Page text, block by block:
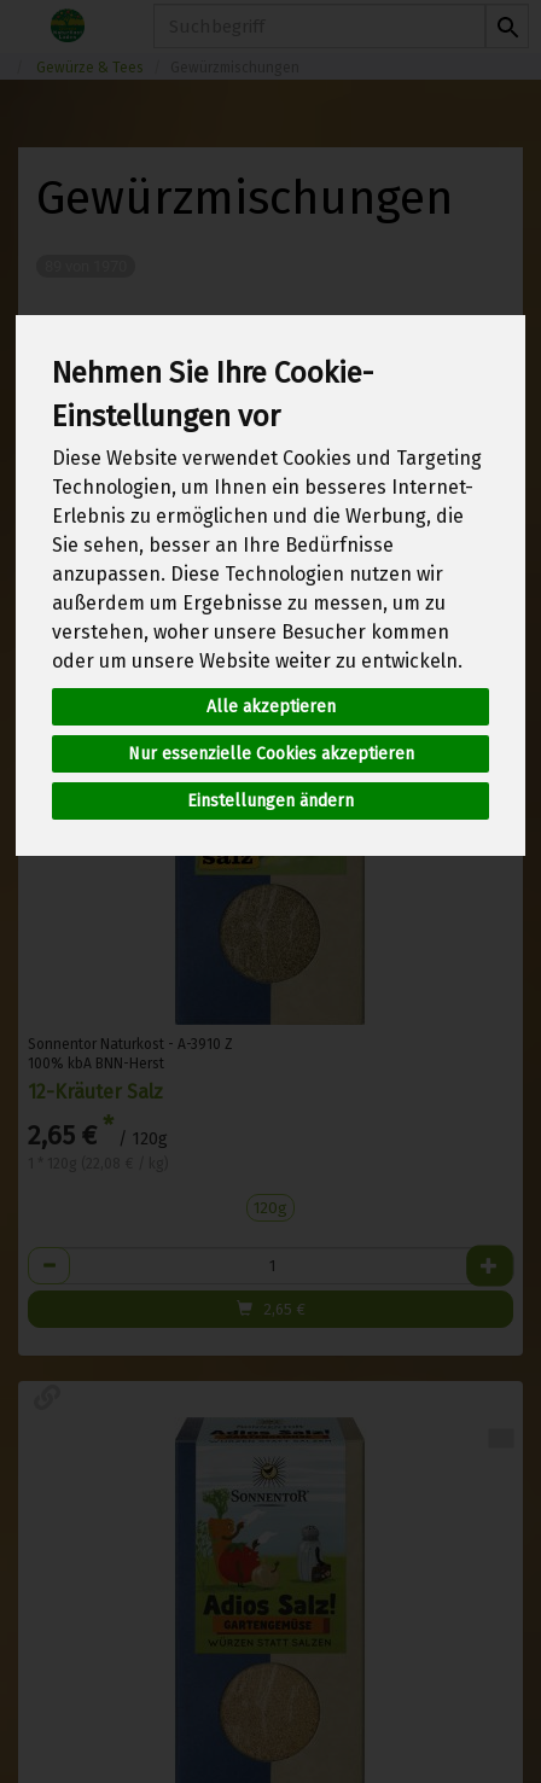
Nehmen Sie Ihre Cookie-
Einstellungen vor
Diese Website verwendet Cookies und Targeting
Technologien, um Ihnen ein besseres Internet-
Erlebnis zu ermöglichen und die Werbung, die
Sie sehen, besser an Ihre Bedürfnisse
anzupassen. Diese Technologien nutzen wir
außerdem um Ergebnisse zu messen, um zu
verstehen, woher unsere Besucher kommen
oder um unsere Website weiter zu entwickeln.
Alle akzeptieren
Nur essenzielle Cookies akzeptieren
Einstellungen ändern
Gewürze & Tees
Gewürzmischungen
Hersteller Ernährung
Allergene
Sonnentor Naturkost - A-3910 Z
100% kbA BNN-Herst
12-Kräuter Salz
2,65 € * / 120g
120g
Anzahl
2,65 €